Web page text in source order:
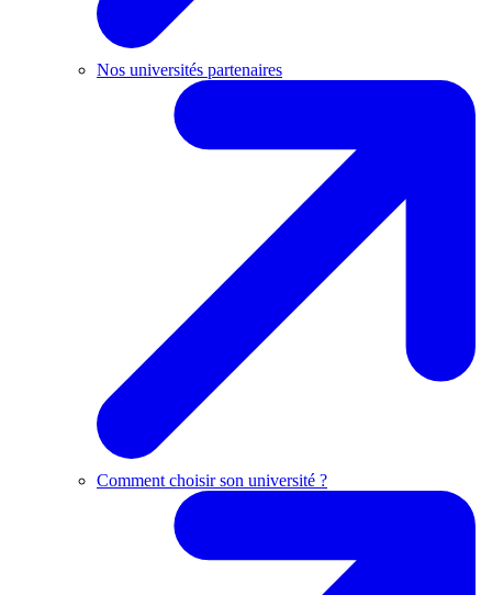
Nos universités partenaires
Comment choisir son université ?